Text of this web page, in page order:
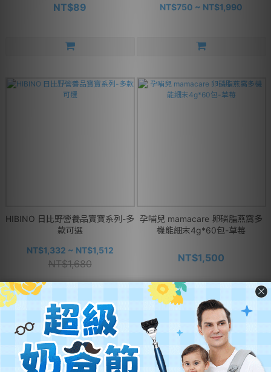
NT$89 NT$750 ~ NT$1,990
HIBINO 日比野營養品寶寶系列-多
款可選
NT$1,332 ~ NT$1,512
NT$1,680
孕哺兒 mamacare 卵磷脂燕窩多
機能細末4g*60包-草莓
NT$1,500